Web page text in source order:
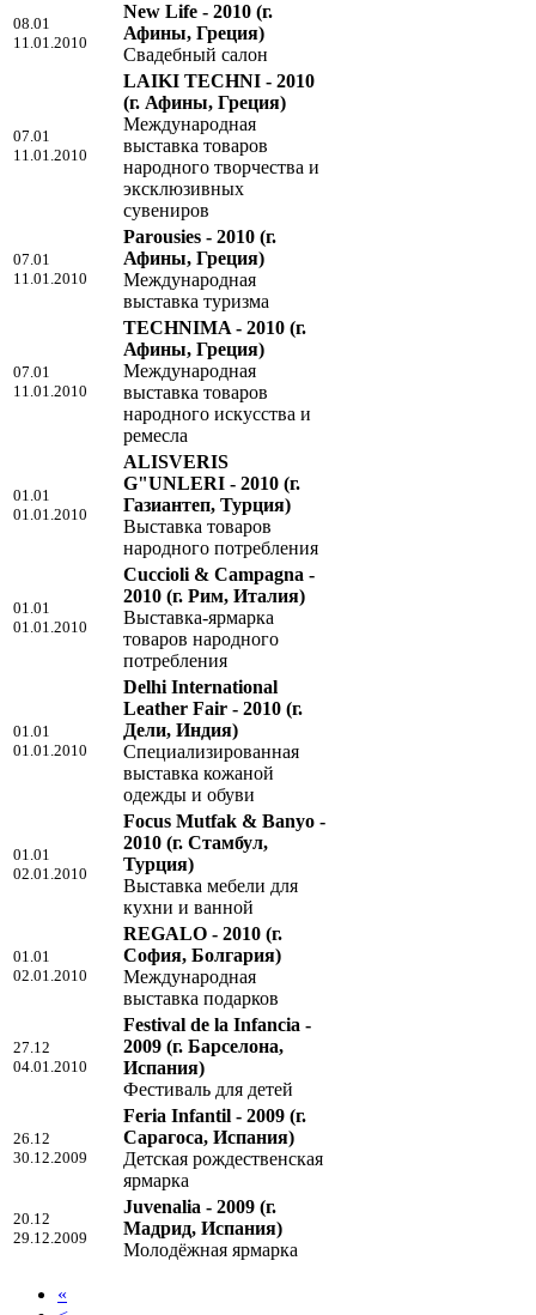
08.01
11.01.2010
New Life - 2010 (г.
Афины, Греция)
Свадебный салон
07.01
11.01.2010
LAIKI TECHNI - 2010
(г. Афины, Греция)
Международная
выставка товаров
народного творчества и
эксклюзивных
сувениров
07.01
11.01.2010
Parousies - 2010 (г.
Афины, Греция)
Международная
выставка туризма
07.01
11.01.2010
TECHNIMA - 2010 (г.
Афины, Греция)
Международная
выставка товаров
народного искусства и
ремесла
01.01
01.01.2010
ALISVERIS
G"UNLERI - 2010 (г.
Газиантеп, Турция)
Выставка товаров
народного потребления
01.01
01.01.2010
Cuccioli & Campagna -
2010 (г. Рим, Италия)
Выставка-ярмарка
товаров народного
потребления
01.01
01.01.2010
Delhi International
Leather Fair - 2010 (г.
Дели, Индия)
Специализированная
выставка кожаной
одежды и обуви
01.01
02.01.2010
Focus Mutfak & Banyo -
2010 (г. Стамбул,
Турция)
Выставка мебели для
кухни и ванной
01.01
02.01.2010
REGALO - 2010 (г.
София, Болгария)
Международная
выставка подарков
27.12
04.01.2010
Festival de la Infancia -
2009 (г. Барселона,
Испания)
Фестиваль для детей
26.12
30.12.2009
Feria Infantil - 2009 (г.
Сарагоса, Испания)
Детская рождественская
ярмарка
20.12
29.12.2009
Juvenalia - 2009 (г.
Мадрид, Испания)
Молодёжная ярмарка
«